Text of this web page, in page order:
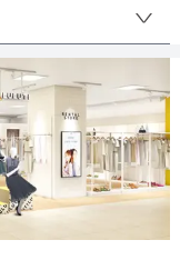
10
ッグ。コンパクトな